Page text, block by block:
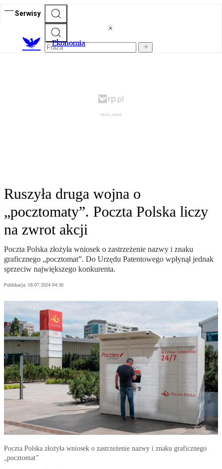
Serwisy
Ekonomia
Ruszyła druga wojna o
„pocztomaty”. Poczta Polska liczy
na zwrot akcji
Poczta Polska złożyła wniosek o zastrzeżenie nazwy i znaku
graficznego „pocztomat”. Do Urzędu Patentowego wpłynął jednak
sprzeciw największego konkurenta.
Publikacja: 18.07.2024 04:30
Poczta Polska złożyła wniosek o zastrzeżenie nazwy i znaku graficznego
„pocztomat”